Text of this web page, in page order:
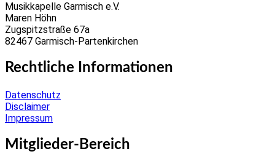
Musikkapelle Garmisch e.V.
Maren Höhn
Zugspitzstraße 67a
82467 Garmisch-Partenkirchen
Rechtliche Informationen
Datenschutz
Disclaimer
Impressum
Mitglieder-Bereich